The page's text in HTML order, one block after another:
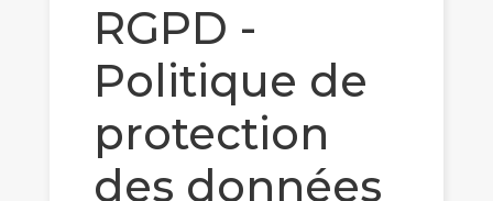
RGPD -
Politique de
protection
des données